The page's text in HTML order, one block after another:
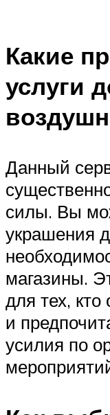
Какие
услуги
Данный
силы. Вы
украшения
магазины.
для тех,
и
усилия по